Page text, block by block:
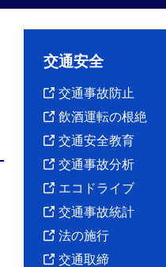
交通安全
交通事故防止
飲酒運転の根絶
交通安全教育
交通事故分析
エコドライブ
交通事故統計
法の施行
交通取締